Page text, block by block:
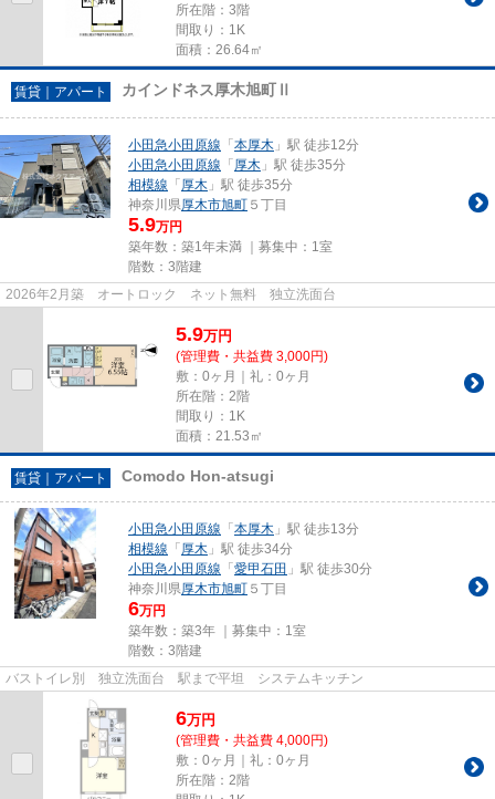
所在階：3階
間取り：1K
面積：26.64㎡
賃貸｜アパート カインドネス厚木旭町Ⅱ
小田急小田原線 「本厚木 」駅 徒歩12分
小田急小田原線 「厚木 」駅 徒歩35分
相模線 「厚木 」駅 徒歩35分
神奈川県厚木市旭町 ５丁目
5.9万円
築年数：築1年未満 ｜募集中： 1室
階数：3階建
2026年2月築 オートロック ネット無料 独立洗面台
5.9万円
(管理費・共益費 3,000円)
敷：0ヶ月｜礼：0ヶ月
所在階：2階
間取り：1K
面積：21.53㎡
賃貸｜アパート Comodo Hon-atsugi
小田急小田原線 「本厚木 」駅 徒歩13分
相模線 「厚木 」駅 徒歩34分
小田急小田原線 「愛甲石田 」駅 徒歩30分
神奈川県厚木市旭町 ５丁目
6万円
築年数：築3年 ｜募集中： 1室
階数：3階建
バストイレ別 独立洗面台 駅まで平坦 システムキッチン
6万円
(管理費・共益費 4,000円)
敷：0ヶ月｜礼：0ヶ月
所在階：2階